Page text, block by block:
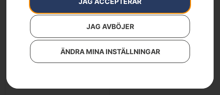
JAG AVBÖJER
ÄNDRA MINA INSTÄLLNINGAR
Husqvarna P 535HX